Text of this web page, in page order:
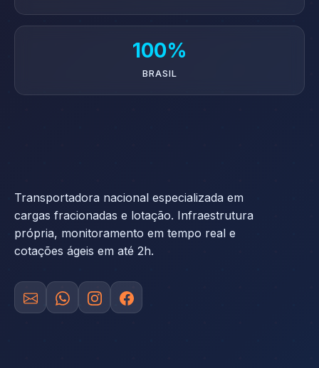
100%
BRASIL
Transportadora nacional especializada em
cargas fracionadas e lotação. Infraestrutura
própria, monitoramento em tempo real e
cotações ágeis em até 2h.